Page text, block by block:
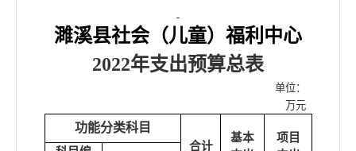
濉溪县社会（儿童）福利中心
2022年支出预算总表
单位：
万元
功能分类科目
合计
基本
项目